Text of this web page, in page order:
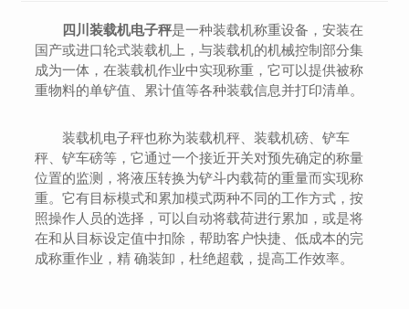
四川装载机电子秤是一种装载机称重设备，安装在
国产或进口轮式装载机上，与装载机的机械控制部分集
成为一体，在装载机作业中实现称重，它可以提供被称
重物料的单铲值、累计值等各种装载信息并打印清单。
装载机电子秤也称为装载机秤、装载机磅、铲车
秤、铲车磅等，它通过一个接近开关对预先确定的称量
位置的监测，将液压转换为铲斗内载荷的重量而实现称
重。它有目标模式和累加模式两种不同的工作方式，按
照操作人员的选择，可以自动将载荷进行累加，或是将
在和从目标设定值中扣除，帮助客户快捷、低成本的完
成称重作业，精 确装卸，杜绝超载，提高工作效率。